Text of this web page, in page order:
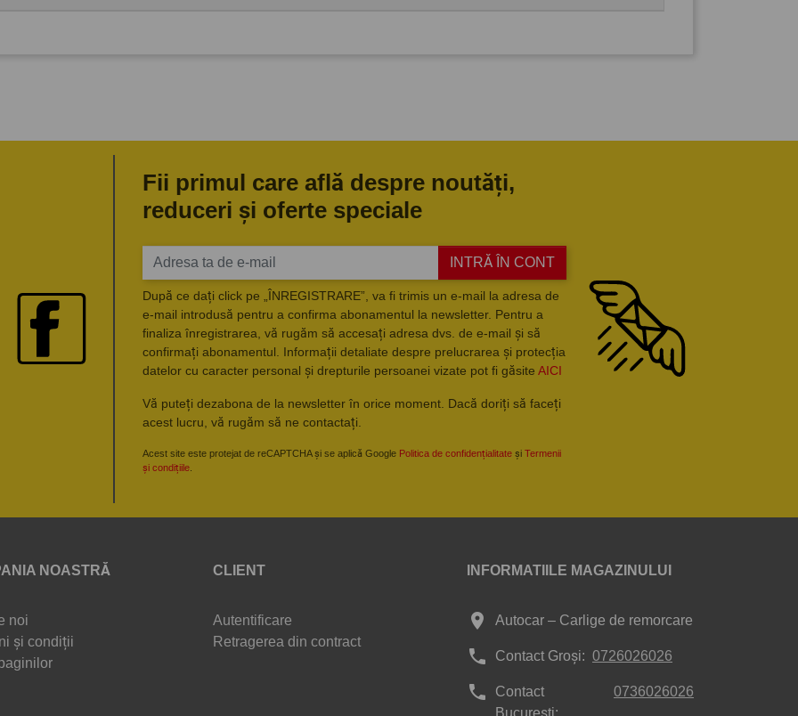
Fii primul care află despre noutăți,
reduceri și oferte speciale
INTRĂ ÎN CONT
După ce dați click pe „ÎNREGISTRARE”, va fi trimis un e-mail la adresa de
e-mail introdusă pentru a confirma abonamentul la newsletter. Pentru a
finaliza înregistrarea, vă rugăm să accesați adresa dvs. de e-mail și să
confirmați abonamentul. Informații detaliate despre prelucrarea și protecția
datelor cu caracter personal și drepturile persoanei vizate pot fi găsite AICI
Vă puteți dezabona de la newsletter în orice moment. Dacă doriți să faceți
acest lucru, vă rugăm să ne contactați.
Acest site este protejat de reCAPTCHA și se aplică Google Politica de confidențialitate și Termenii
și condițiile
NOASTRĂ
noi
și condiții
CLIENT
Autentificare
Retragerea din contract
INFORMATIILE MAGAZINULUI
place Autocar – Carlige de remorcare
phone Contact Groși: 0726026026
phone
Contact
București:
0736026026